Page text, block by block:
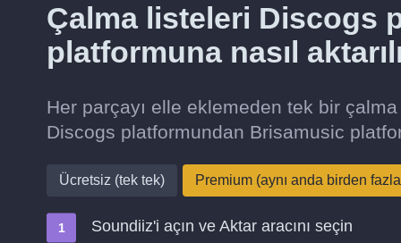
Çalma listeleri Discogs
platformuna nasıl
Her parçayı elle eklemeden tek bir
Discogs platformundan Brisamusic
Ücretsiz (tek tek) Premium (aynı anda birden
Soundiiz'i açın ve Aktar aracını seçin